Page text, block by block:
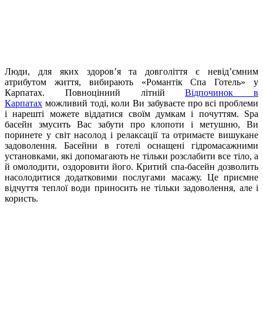
Люди, для яких здоров’я та довголіття є невід’ємним
атрибутом життя, вибирають «Романтік Спа Готель» у
Карпатах. Повноцінний літнійВідпочинок в
Карпатах можливий тоді, коли Ви забуваєте про всі проблеми
і нарешті можете віддатися своїм думкам і почуттям. Spa
басейн змусить Вас забути про клопоти і метушню, Ви
поринете у світ насолод і релаксації та отримаєте вишукане
задоволення. Басейни в готелі оснащені гідромасажними
установками, які допомагають не тільки розслабити все тіло, а
й омолодити, оздоровити його. Критий спа-басейн дозволить
насолодитися додатковими послугами масажу. Це приємне
відчуття теплої води приносить не тільки задоволення, але і
користь.